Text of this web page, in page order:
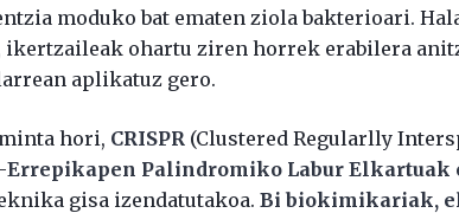
moduko bat ematen ziola bakterioari.
ikertzaileak ohartu ziren horrek erabilera
aplikatuz gero.
hori, CRISPR (Clustered Regularlly
Errepikapen Palindromiko Labur Elkartuak
gisa izendatutakoa.Bi biokimikariak,